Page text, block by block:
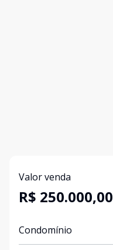
Valor venda
R$ 250.000,00
Condomínio